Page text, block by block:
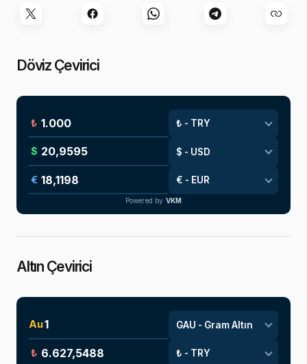
Döviz Çevirici
₺
$
€
Powered by VKM
Altın Çevirici
Au
₺